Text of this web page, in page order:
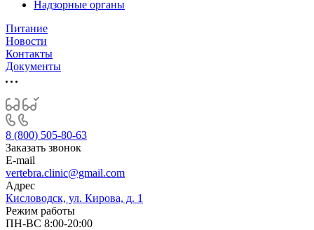
Надзорные органы
Питание
Новости
Контакты
Документы
8 (800) 505-80-63
Заказать звонок
E-mail
vertebra.clinic@gmail.com
Адрес
Кисловодск, ул. Кирова, д. 1
Режим работы
ПН-ВС 8:00-20:00